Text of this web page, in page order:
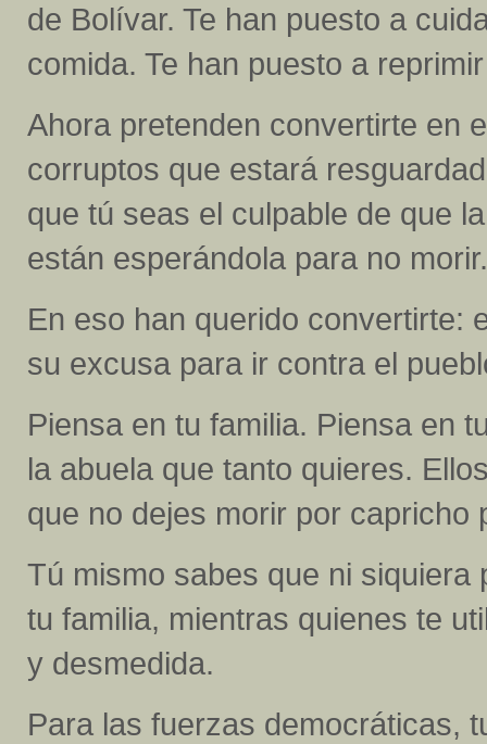
de Bolívar. Te han puesto a
comida. Te han puesto a
Ahora pretenden convertirte en
corruptos que estará
que tú seas el culpable de que
están esperándola para no morir.
En eso han querido convertirte:
su excusa para ir contra el
Piensa en tu familia. Piensa en
la abuela que tanto quieres.
que no dejes morir por capricho
Tú mismo sabes que ni
tu familia, mientras quienes te
y desmedida.
Para las fuerzas democráticas,